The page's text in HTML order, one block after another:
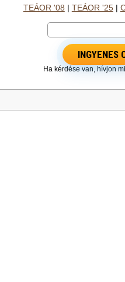
TEÁOR '08 TEÁOR '25|
INGYENES
Ha kérdése van, hívjon